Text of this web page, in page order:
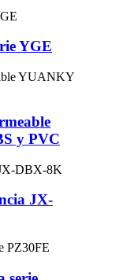
YGE
y PVC
JX-